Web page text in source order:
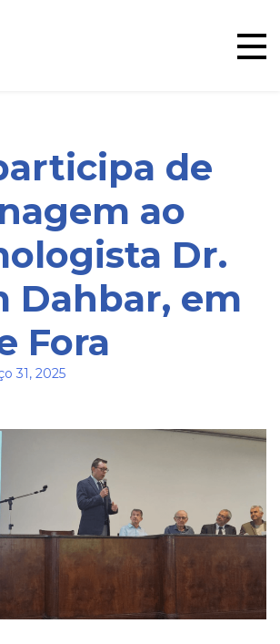
Blog
Jurídicos
de
ao
Dr.
Dahbar, em
Fora
31, 2025